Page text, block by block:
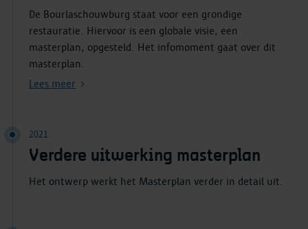
De Bourlaschouwburg staat voor een grondige
restauratie. Hiervoor is een globale visie, een
masterplan, opgesteld. Het infomoment gaat over dit
masterplan.
Lees meer
2021
Verdere uitwerking masterplan
Het ontwerp werkt het Masterplan verder in detail uit.